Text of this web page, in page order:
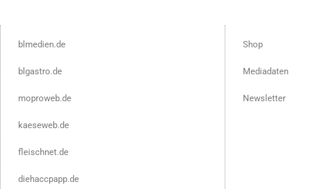
blmedien.de
blgastro.de
moproweb.de
kaeseweb.de
fleischnet.de
diehaccpapp.de
Shop
Mediadaten
Newsletter